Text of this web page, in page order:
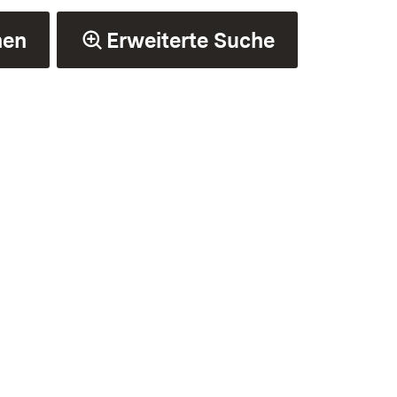
Erweiterte Suche